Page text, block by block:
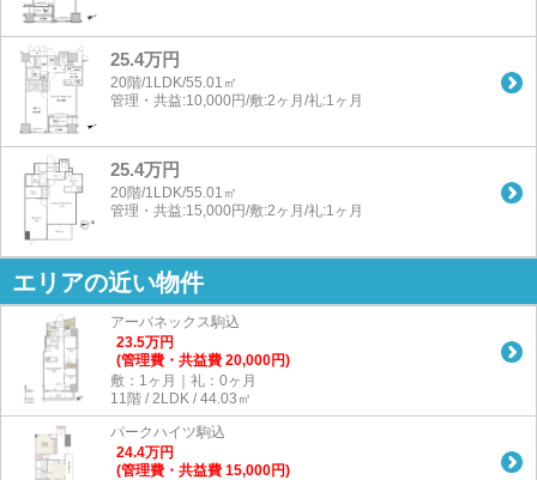
25.4万円
20階/1LDK/55.01㎡
管理・共益:10,000円/敷:2ヶ月/礼:1ヶ月
25.4万円
20階/1LDK/55.01㎡
管理・共益:15,000円/敷:2ヶ月/礼:1ヶ月
エリアの近い物件
アーバネックス駒込
23.5万円
(管理費・共益費 20,000円)
敷：1ヶ月｜礼：0ヶ月
11階 / 2LDK / 44.03㎡
パークハイツ駒込
24.4万円
(管理費・共益費 15,000円)